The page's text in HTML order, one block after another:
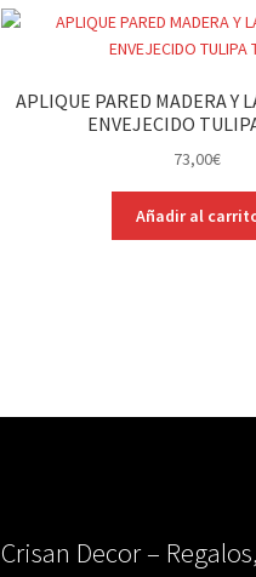
APLIQUE PARED MADERA Y
ENVEJECIDO
73,00€
Añadir al
Crisan Decor –